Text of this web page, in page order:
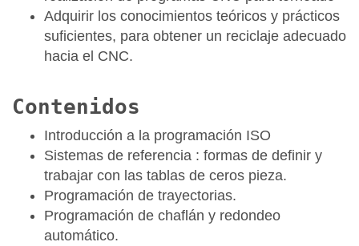
Adquirir los conocimientos teóricos y prácticos
suficientes, para obtener un reciclaje adecuado
hacia el CNC.
Contenidos
Introducción a la programación ISO
Sistemas de referencia : formas de definir y
trabajar con las tablas de ceros pieza.
Programación de trayectorias.
Programación de chaflán y redondeo
automático.